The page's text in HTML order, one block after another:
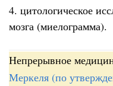
4. цитологическое
мозга (миелограмма).
Непрерывное
Меркеля (по